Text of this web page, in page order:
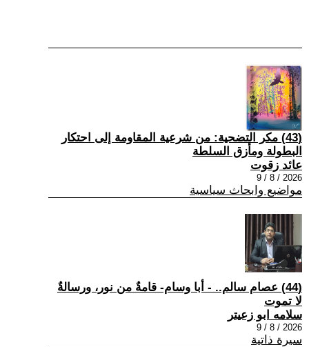
(43) مكر التضحية: من شرعية المقاومة إلى احتكار
البطولة ومأزق السلطة
عائد زقوت
2026 / 8 / 9
مواضيع وابحاث سياسية
(44) عصام سالم.. - أبا وسام- قامةٌ من نور، ورسالةٌ
لا تموت
سلامه ابو زعيتر
2026 / 8 / 9
سيرة ذاتية